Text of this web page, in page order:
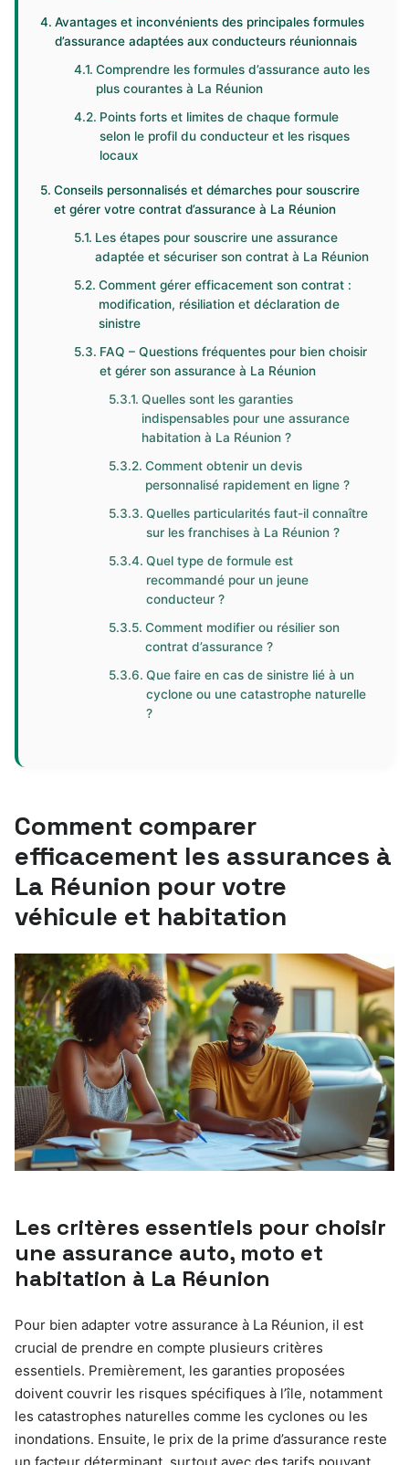
Avantages et inconvénients des principales formules
d’assurance adaptées aux conducteurs réunionnais
Comprendre les formules d’assurance auto les
plus courantes à La Réunion
Points forts et limites de chaque formule
selon le profil du conducteur et les risques
locaux
Conseils personnalisés et démarches pour souscrire
et gérer votre contrat d’assurance à La Réunion
Les étapes pour souscrire une assurance
adaptée et sécuriser son contrat à La Réunion
Comment gérer efficacement son contrat :
modification, résiliation et déclaration de
sinistre
FAQ – Questions fréquentes pour bien choisir
et gérer son assurance à La Réunion
Quelles sont les garanties
indispensables pour une assurance
habitation à La Réunion ?
Comment obtenir un devis
personnalisé rapidement en ligne ?
Quelles particularités faut-il connaître
sur les franchises à La Réunion ?
Quel type de formule est
recommandé pour un jeune
conducteur ?
Comment modifier ou résilier son
contrat d’assurance ?
Que faire en cas de sinistre lié à un
cyclone ou une catastrophe naturelle
?
Comment comparer
efficacement les assurances à
La Réunion pour votre
véhicule et habitation
Les critères essentiels pour choisir
une assurance auto, moto et
habitation à La Réunion
Pour bien adapter votre assurance à La Réunion, il est
crucial de prendre en compte plusieurs critères
essentiels. Premièrement, les garanties proposées
doivent couvrir les risques spécifiques à l’île, notamment
les catastrophes naturelles comme les cyclones ou les
inondations. Ensuite, le prix de la prime d’assurance reste